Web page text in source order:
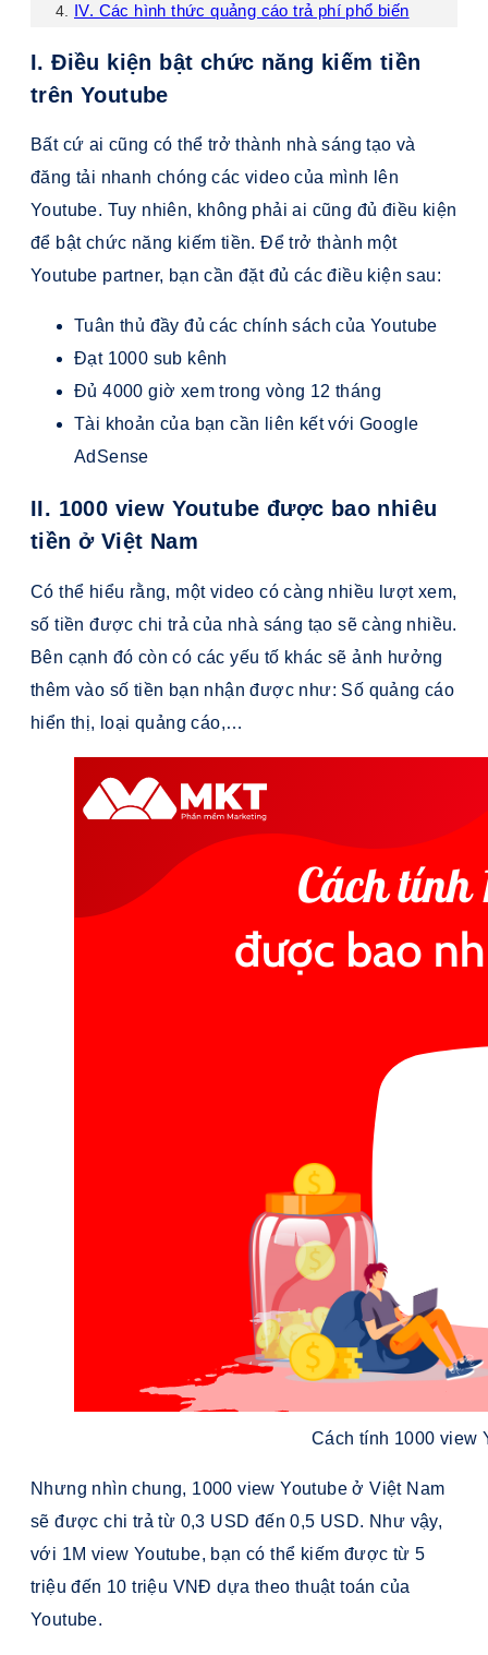
IV. Các hình thức quảng cáo trả phí phổ biến
I. Điều kiện bật chức năng kiếm tiền
trên Youtube
Bất cứ ai cũng có thể trở thành nhà sáng tạo và
đăng tải nhanh chóng các video của mình lên
Youtube. Tuy nhiên, không phải ai cũng đủ điều kiện
để bật chức năng kiếm tiền. Để trở thành một
Youtube partner, bạn cần đặt đủ các điều kiện sau:
Tuân thủ đầy đủ các chính sách của Youtube
Đạt 1000 sub kênh
Đủ 4000 giờ xem trong vòng 12 tháng
Tài khoản của bạn cần liên kết với Google
AdSense
II. 1000 view Youtube được bao nhiêu
tiền ở Việt Nam
Có thể hiểu rằng, một video có càng nhiều lượt xem,
số tiền được chi trả của nhà sáng tạo sẽ càng nhiều.
Bên cạnh đó còn có các yếu tố khác sẽ ảnh hưởng
thêm vào số tiền bạn nhận được như: Số quảng cáo
hiển thị, loại quảng cáo,…
Cách tính 1000 view
Nhưng nhìn chung, 1000 view Youtube ở Việt Nam
sẽ được chi trả từ 0,3 USD đến 0,5 USD. Như vậy,
với 1M view Youtube, bạn có thể kiếm được từ 5
triệu đến 10 triệu VNĐ dựa theo thuật toán của
Youtube.